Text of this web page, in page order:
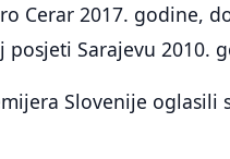
Cerar 2017. godine,
posjeti Sarajevu 2010.
Slovenije oglasili